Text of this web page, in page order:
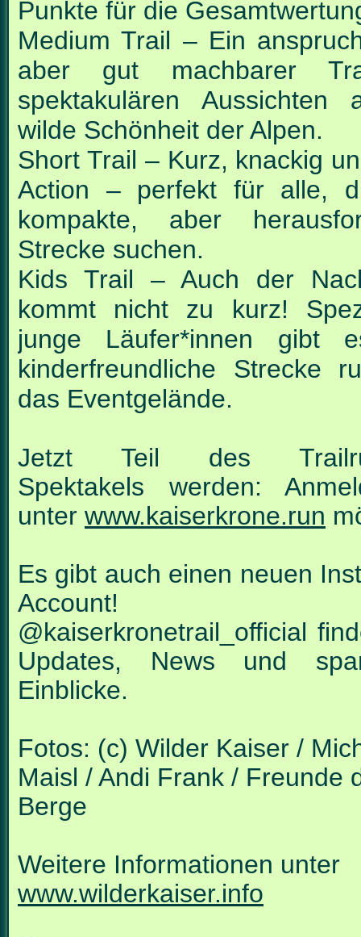
Punkte für die
Medium Trail – Ein
aber gut machbarer
spektakulären Aussichten
wilde Schönheit der Alpen.
Short Trail – Kurz, knackig
Action – perfekt für alle,
kompakte, aber
Strecke suchen.
Kids Trail – Auch der
kommt nicht zu kurz!
junge Läufer*innen gibt
kinderfreundliche Strecke
das Eventgelände.
Jetzt Teil des
Spektakels werden:
unter www.kaiserkrone.run
Es gibt auch einen neuen
Account!
@kaiserkronetrail_official
Updates, News und
Einblicke.
Fotos: (c) Wilder Kaiser /
Maisl / Andi Frank / Freunde
Berge
Weitere Informationen unter
www.wilderkaiser.info